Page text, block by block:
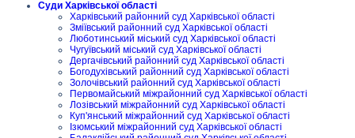
Суди Харківської області
Харківський районний суд Харківської області
Зміївський районний суд Харківської області
Люботинський міський суд Харківської області
Чугуївський міський суд Харківської області
Дергачівський районний суд Харківської області
Богодухівський районний суд Харківської області
Золочівський районний суд Харківської області
Первомайський міжрайонний суд Харківської області
Лозівський міжрайонний суд Харківської області
Куп'янський міжрайонний суд Харківської області
Ізюмський міжрайонний суд Харківської області